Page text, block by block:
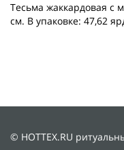
Тесьма жаккардовая с
см. В упаковке: 47,62
© HOTTEX.RU